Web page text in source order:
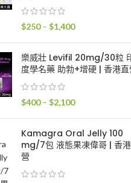
$250 – $1,400價
範
圍：
$1,400
樂威壯 Levifil 20mg/30粒
度學名藥 助勃+增硬 | 香港直
$400 – $2,100價
圍：
Kamagra Oral Jelly 100
mg/7包 液態果凍偉哥 | 香
營